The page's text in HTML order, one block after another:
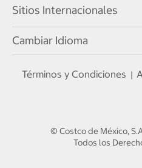
Sitios Internacionales
Cambiar Idioma
Términos y Condiciones |
© Costco de México,
Todos los